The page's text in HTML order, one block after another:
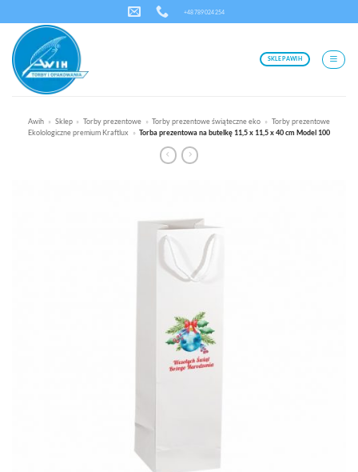
zawartości
+48 789 024 254
SKLEP AWIH
Awih » Sklep » Torby prezentowe » Torby prezentowe świąteczne eko » Torby prezentowe
Ekolologiczne premium Kraftlux
» Torba prezentowa na butelkę 11,5 x 11,5 x 40 cm Model 100